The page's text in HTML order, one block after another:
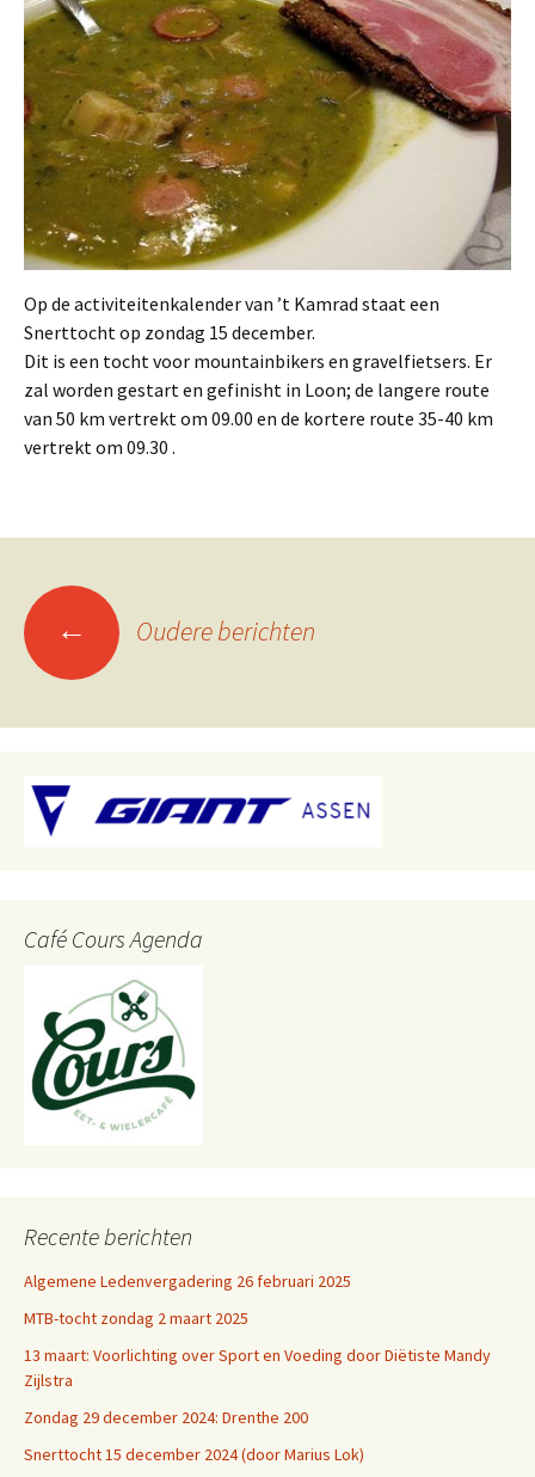
Op de activiteitenkalender van ’t Kamrad staat een
Snerttocht op zondag 15 december.
Dit is een tocht voor mountainbikers en gravelfietsers. Er
zal worden gestart en gefinisht in Loon; de langere route
van 50 km vertrekt om 09.00 en de kortere route 35-40 km
vertrekt om 09.30 .
Berichtennavigatie
← Oudere berichten
Café Cours Agenda
Recente berichten
Algemene Ledenvergadering 26 februari 2025
MTB-tocht zondag 2 maart 2025
13 maart: Voorlichting over Sport en Voeding door Diëtiste Mandy
Zijlstra
Zondag 29 december 2024: Drenthe 200
Snerttocht 15 december 2024 (door Marius Lok)